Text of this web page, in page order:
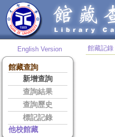
English Version
館藏查詢
新增查詢
查詢結果
查詢歷史
標記記錄
他校館藏
館藏記錄